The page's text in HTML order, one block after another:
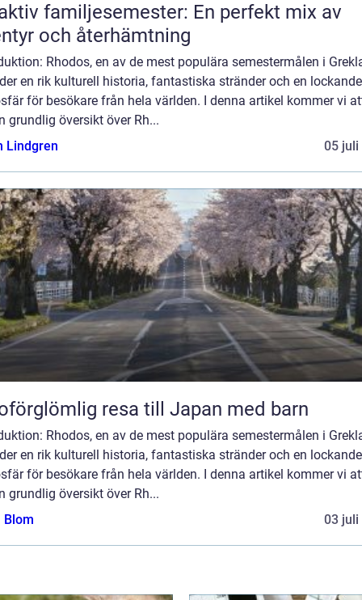
familjesemester: En perfekt mix av
och återhämtning
Rhodos, en av de mest populära semestermålen i
en rik kulturell historia, fantastiska stränder och en lockande
för besökare från hela världen. I denna artikel kommer vi
grundlig översikt över Rh...
Lindgren
05 juli
resa till Japan med barn
Rhodos, en av de mest populära semestermålen i
en rik kulturell historia, fantastiska stränder och en lockande
för besökare från hela världen. I denna artikel kommer vi
grundlig översikt över Rh...
Blom
03 juli